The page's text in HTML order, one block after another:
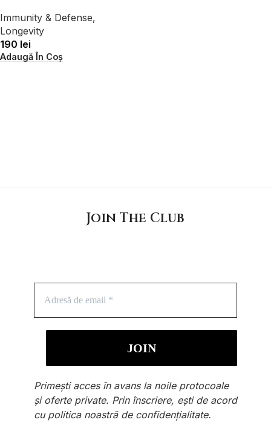
Immunity & Defense,
Longevity
190 lei
Adaugă În Coș
Join The Club
Primești acces în avans la noile protocoale
și oferte private. Prin înscriere, ești de acord
cu politica noastră de confidențialitate.